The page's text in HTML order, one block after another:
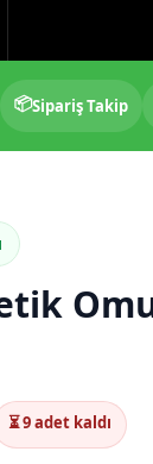
📦Sipariş Takip
⏳ 9 adet kaldı